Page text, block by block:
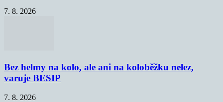
7. 8. 2026
Bez helmy na kolo, ale ani na koloběžku nelez,
varuje BESIP
7. 8. 2026